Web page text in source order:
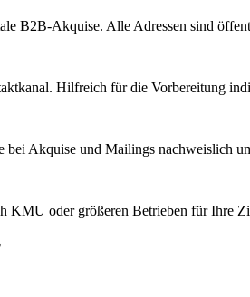
B2B-Akquise. Alle Adressen sind
Hilfreich für die Vorbereitung
bei Akquise und Mailings nachweislich
KMU oder größeren Betrieben für Ihre